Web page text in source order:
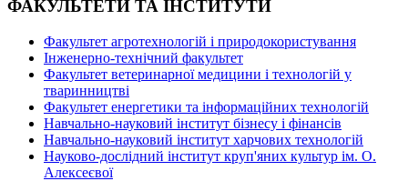
ФАКУЛЬТЕТИ ТА ІНСТИТУТИ
Факультет агротехнологій і природокористування
Інженерно-технічний факультет
Факультет ветеринарної медицини і технологій у
тваринництві
Факультет енергетики та інформаційних технологій
Навчально-науковий інститут бізнесу і фінансів
Навчально-науковий інститут харчових технологій
Науково-дослідний інститут круп'яних культур ім. О.
Алексеєвої